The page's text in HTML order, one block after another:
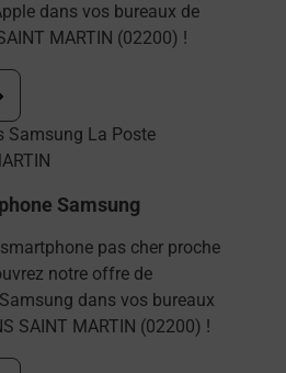
dans vos bureaux de
MARTIN (02200) !
Samsung
pas cher proche
notre offre de
dans vos bureaux
SAINT MARTIN (02200) !